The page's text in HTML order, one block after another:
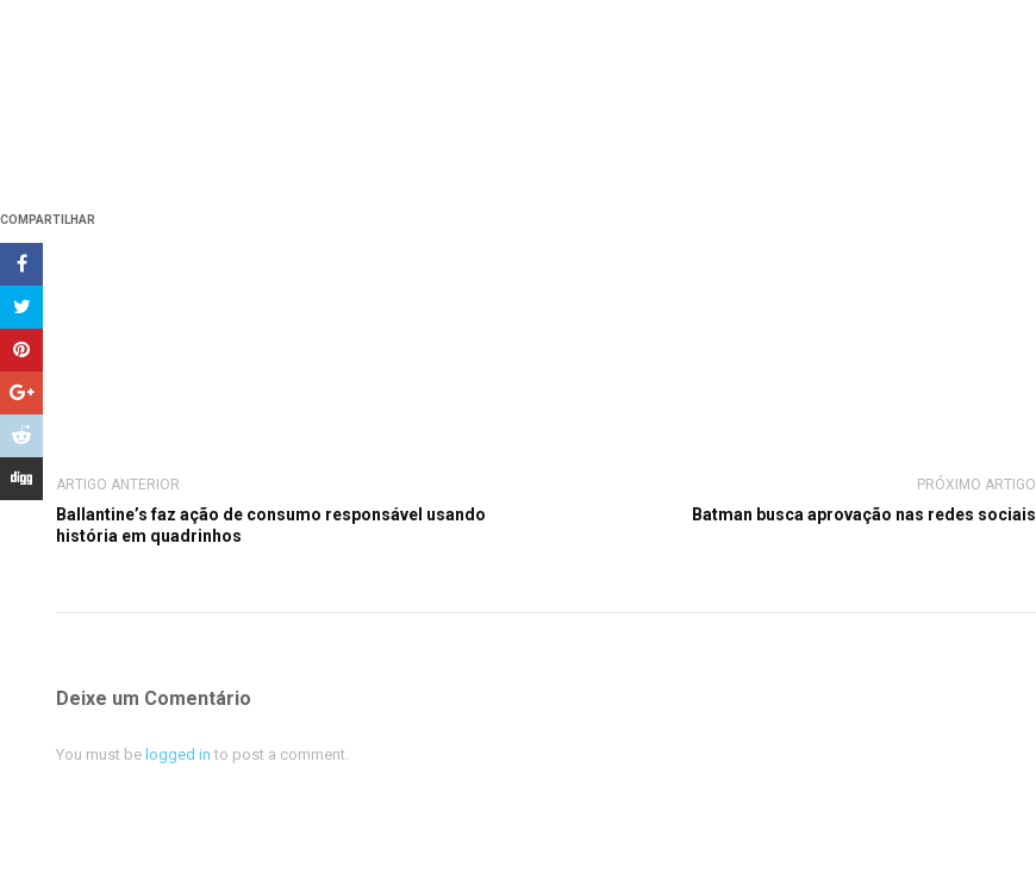
COMPARTILHAR
ARTIGO ANTERIOR
Ballantine’s faz ação de consumo responsável usando
história em quadrinhos
PRÓXIMO ARTIGO
Batman busca aprovação nas redes sociais
Deixe um Comentário
You must be logged in to post a comment.